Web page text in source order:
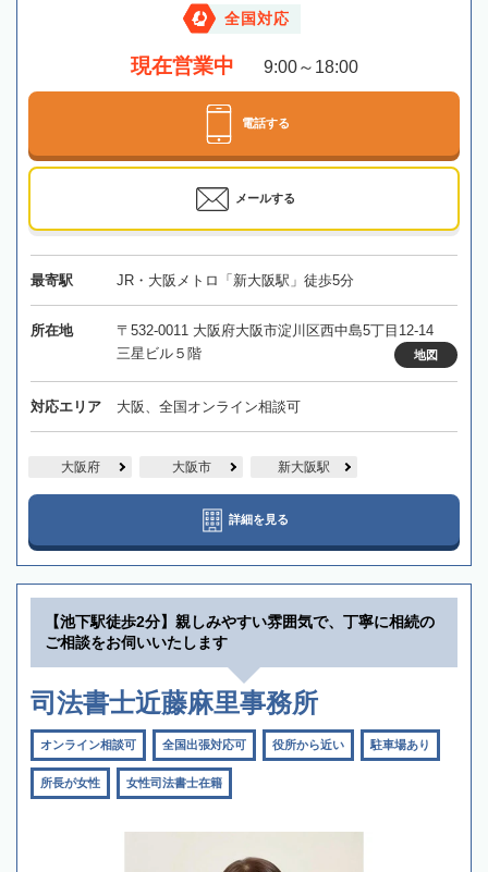
全国対応
現在営業中 9:00～18:00
電話する
メールする
最寄駅 JR・大阪メトロ「新大阪駅」徒歩5分
所在地
〒532-0011 大阪府大阪市淀川区西中島5丁目12-14
三星ビル５階
地図
対応エリア 大阪、全国オンライン相談可
大阪府 大阪市 新大阪駅
詳細を見る
【池下駅徒歩2分】親しみやすい雰囲気で、丁寧に相続の
ご相談をお伺いいたします
司法書士近藤麻里事務所
オンライン相談可 全国出張対応可 役所から近い 駐車場あり
所長が女性 女性司法書士在籍